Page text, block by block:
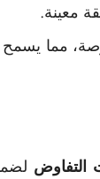
معينة.
مما يسمح
التفاوض